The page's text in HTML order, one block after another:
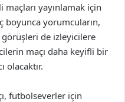
yayınlamak için
boyunca yorumcuların,
de izleyicilere
maçı daha keyifli bir
olacaktır.
futbolseverler için